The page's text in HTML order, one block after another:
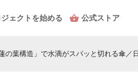
ェクトを始める 公式ストア
の葉構造」で水滴がスパッと切れる傘／